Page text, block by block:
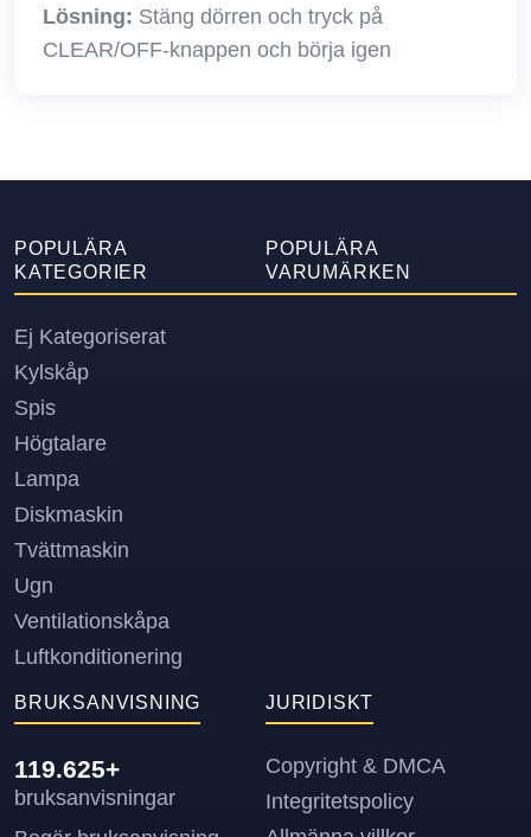
Lösning: Stäng dörren och tryck på
CLEAR/OFF-knappen och börja igen
POPULÄRA
KATEGORIER
Ej Kategoriserat
Kylskåp
Spis
Högtalare
Lampa
Diskmaskin
Tvättmaskin
Ugn
Ventilationskåpa
Luftkonditionering
POPULÄRA
VARUMÄRKEN
BRUKSANVISNING
119.625+
bruksanvisningar
JURIDISKT
Copyright & DMCA
Integritetspolicy